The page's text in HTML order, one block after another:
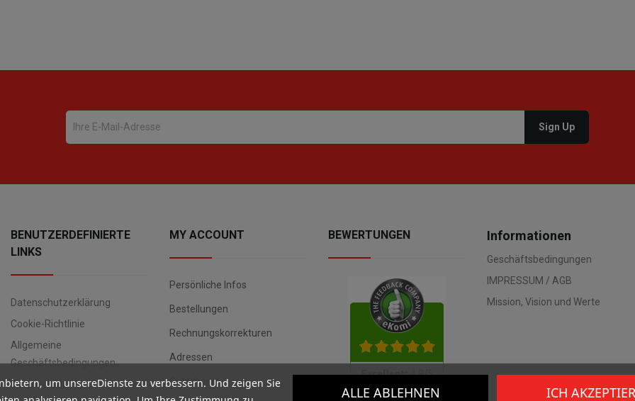
BENUTZERDEFINIERTE
LINKS
Datenschutzerklärung
Cookie-Richtlinie
Allgemeine
Geschäftsbedingungen
Datenschutz
MY ACCOUNT
Persönliche Infos
Bestellungen
Rechnungskorrekturen
Adressen
Gutscheine
BEWERTUNGEN Informationen
Geschäftsbedingungen
IMPRESSUM / AGB
Mission, Vision und Werte
um unsereDienste zu verbessern. Und zeigen Sie
ALLE ABLEHNEN ICH